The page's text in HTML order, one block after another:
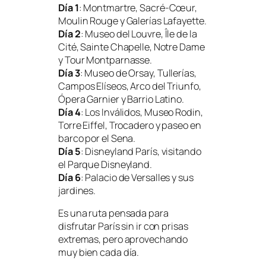
Día 1: Montmartre, Sacré-Cœur,
Moulin Rouge y Galerías Lafayette.
Día 2: Museo del Louvre, Île de la
Cité, Sainte Chapelle, Notre Dame
y Tour Montparnasse.
Día 3: Museo de Orsay, Tullerías,
Campos Elíseos, Arco del Triunfo,
Ópera Garnier y Barrio Latino.
Día 4: Los Inválidos, Museo Rodin,
Torre Eiffel, Trocadero y paseo en
barco por el Sena.
Día 5: Disneyland París, visitando
el Parque Disneyland.
Día 6: Palacio de Versalles y sus
jardines.
Es una ruta pensada para
disfrutar París sin ir con prisas
extremas, pero aprovechando
muy bien cada día.